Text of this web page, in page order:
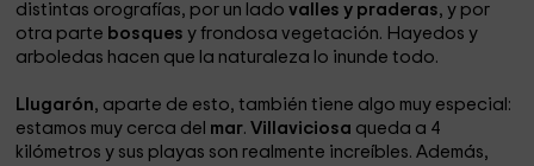
distintas orografías, por un ladovalles y praderas, y por
otra parte bosquesy frondosa vegetación. Hayedos y
arboledas hacen que la naturaleza lo inunde todo.
Llugarón, aparte de esto, también tiene algo muy especial:
estamos muy cerca del mar.Villaviciosa queda a 4
kilómetros y sus playas son realmente increíbles. Además,